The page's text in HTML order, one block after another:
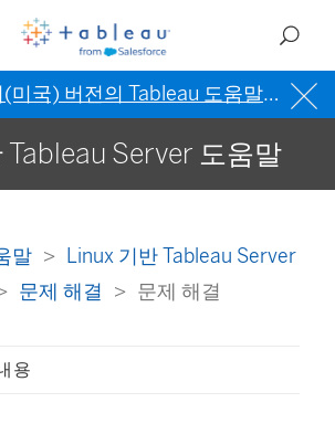
(미국) 버전의 Tableau 도움말을 참조
Tableau Server 도움말
말
Linux 기반 Tableau Server
문제 해결 문제 해결
용